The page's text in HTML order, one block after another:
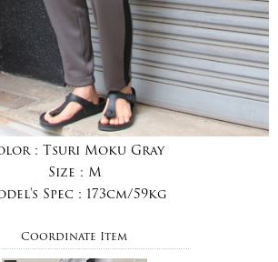
: Tsuri Moku Gray
Size : M
Spec : 173cm/59kg
Coordinate Item